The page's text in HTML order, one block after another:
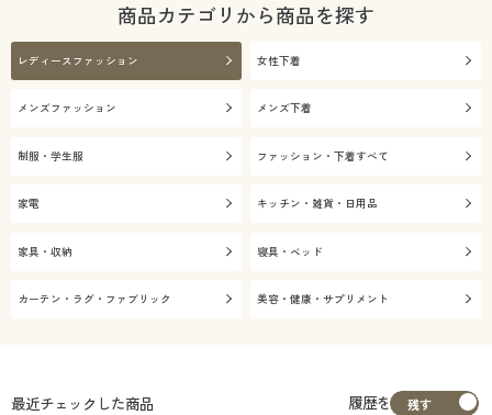
商品カテゴリから商品を探す
レディースファッション 女性下着
メンズファッション メンズ下着
制服・学生服 ファッション・下着すべて
家電 キッチン・雑貨・日用品
家具・収納 寝具・ベッド
カーテン・ラグ・ファブリック 美容・健康・サプリメント
最近チェックした商品
履歴を